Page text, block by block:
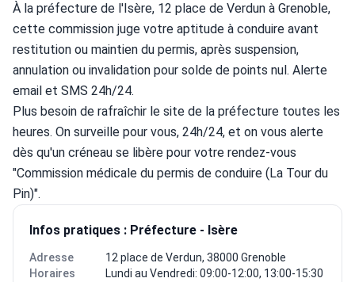
À la préfecture de l'Isère, 12 place de Verdun à Grenoble,
cette commission juge votre aptitude à conduire avant
restitution ou maintien du permis, après suspension,
annulation ou invalidation pour solde de points nul. Alerte
email et SMS 24h/24.
Plus besoin de rafraîchir le site de la préfecture toutes les
heures. On surveille pour vous, 24h/24, et on vous alerte
dès qu'un créneau se libère pour votre rendez-vous
"Commission médicale du permis de conduire (La Tour du
Pin)".
Infos pratiques : Préfecture - Isère
Adresse
12 place de Verdun, 38000 Grenoble
Horaires
Lundi au Vendredi: 09:00-12:00, 13:00-15:30